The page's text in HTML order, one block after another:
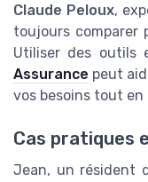
Claude Peloux,
toujours comparer
Utiliser des outils
Assurance peut
vos besoins tout
Cas pratiques
Jean, un résident